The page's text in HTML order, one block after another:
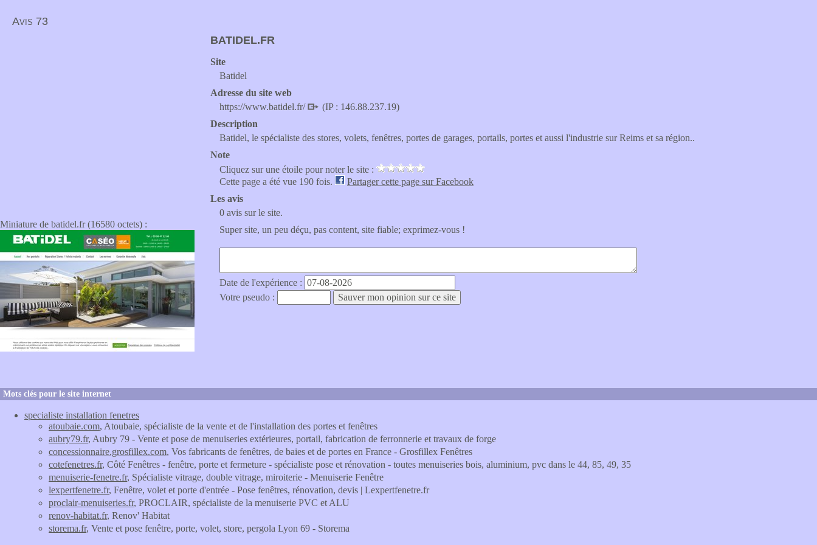
Avis 73
Miniature de batidel.fr (16580 octets) :
BATIDEL.FR
Site
Batidel
Adresse du site web
https://www.batidel.fr/
(IP : 146.88.237.19)
Description
Batidel, le spécialiste des stores, volets, fenêtres, portes de garages, portails, portes et aussi l'industrie sur Reims et sa région..
Note
Cliquez sur une étoile pour noter le site :
Cette page a été vue 190 fois.
Partager cette page sur Facebook
Les avis
0 avis sur le site.
Super site, un peu déçu, pas content, site fiable; exprimez-vous !
Date de l'expérience :
Votre pseudo :
Mots clés pour le site internet
specialiste installation fenetres
atoubaie.com, Atoubaie, spécialiste de la vente et de l'installation des portes et fenêtres
aubry79.fr, Aubry 79 - Vente et pose de menuiseries extérieures, portail, fabrication de ferronnerie et travaux de forge
concessionnaire.grosfillex.com, Vos fabricants de fenêtres, de baies et de portes en France - Grosfillex Fenêtres
cotefenetres.fr, Côté Fenêtres - fenêtre, porte et fermeture - spécialiste pose et rénovation - toutes menuiseries bois, aluminium, pvc dans le 44, 85, 49, 35
menuiserie-fenetre.fr, Spécialiste vitrage, double vitrage, miroiterie - Menuiserie Fenêtre
lexpertfenetre.fr, Fenêtre, volet et porte d'entrée - Pose fenêtres, rénovation, devis | Lexpertfenetre.fr
proclair-menuiseries.fr, PROCLAIR, spécialiste de la menuiserie PVC et ALU
renov-habitat.fr, Renov' Habitat
storema.fr, Vente et pose fenêtre, porte, volet, store, pergola Lyon 69 - Storema